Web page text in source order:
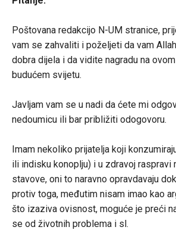
Poštovana redakcijo N-UM stranice,
vam se zahvaliti i poželjeti da vam
dobra dijela i da vidite nagradu na
budućem svijetu.
Javljam vam se u nadi da ćete mi
nedoumicu ili bar približiti odogovoru.
Imam nekoliko prijatelja koji
ili indisku konoplju) i u zdravoj raspravi
stavove, oni to naravno opravdavaju
protiv toga, međutim nisam imao kao
što izaziva ovisnost, moguće je preći
se od životnih problema i sl.